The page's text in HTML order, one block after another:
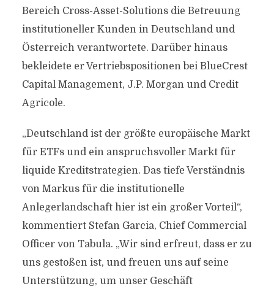
Bereich Cross-Asset-Solutions die Betreuung
institutioneller Kunden in Deutschland und
Österreich verantwortete. Darüber hinaus
bekleidete er Vertriebspositionen bei BlueCrest
Capital Management, J.P. Morgan und Credit
Agricole.
„Deutschland ist der größte europäische Markt
für ETFs und ein anspruchsvoller Markt für
liquide Kreditstrategien. Das tiefe Verständnis
von Markus für die institutionelle
Anlegerlandschaft hier ist ein großer Vorteil“,
kommentiert Stefan Garcia, Chief Commercial
Officer von Tabula. „Wir sind erfreut, dass er zu
uns gestoßen ist, und freuen uns auf seine
Unterstützung, um unser Geschäft